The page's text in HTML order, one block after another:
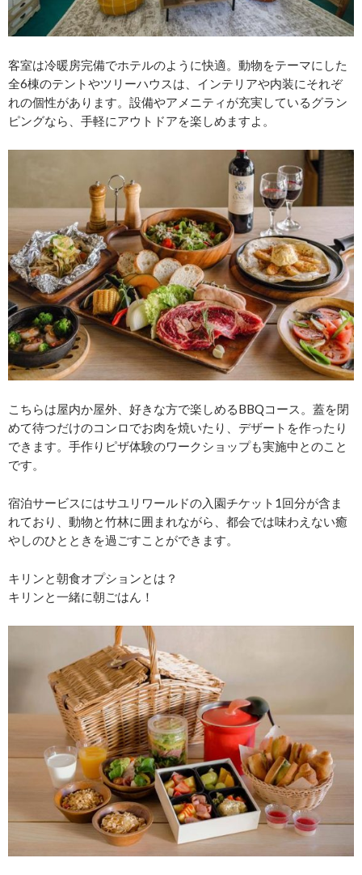
客室は冷暖房完備でホテルのように快適。動物をテーマにした
全6棟のテントやツリーハウスは、インテリアや内装にそれぞ
れの個性があります。設備やアメニティが充実しているグラン
ピングなら、手軽にアウトドアを楽しめますよ。
こちらは屋内か屋外、好きな方で楽しめるBBQコース。蓋を閉
めて待つだけのコンロでお肉を焼いたり、デザートを作ったり
できます。手作りピザ体験のワークショップも実施中とのこと
です。
宿泊サービスにはサユリワールドの入園チケット1回分が含ま
れており、動物と竹林に囲まれながら、都会では味わえない癒
やしのひとときを過ごすことができます。
キリンと朝食オプションとは？
キリンと一緒に朝ごはん！